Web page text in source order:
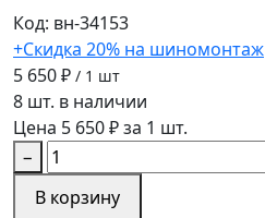
Код: вн-34153
+Скидка 20% на шиномонтаж
5 650 ₽ / 1 шт
8 шт. в наличии
Цена 5 650 ₽ за 1 шт.
−
В корзину